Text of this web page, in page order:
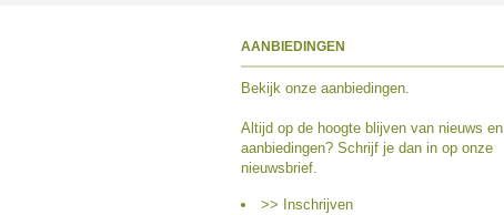
AANBIEDINGEN
Bekijk onze aanbiedingen
Altijd op de hoogte blijven van nieuws en
aanbiedingen? Schrijf je dan in op onze
nieuwsbrief.
>> Inschrijven